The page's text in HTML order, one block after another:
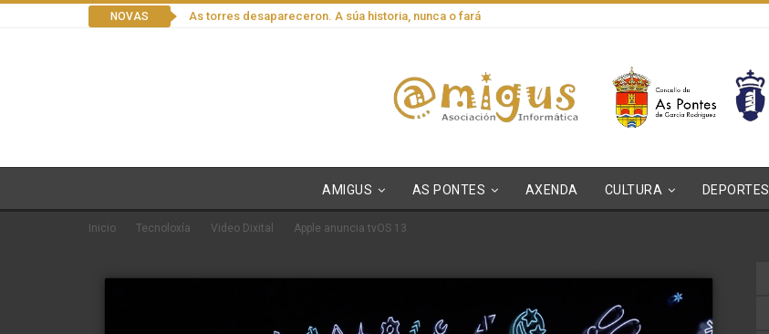
NOVAS As torres desapareceron. A súa historia, nunca o fará
AMIGUS AS PONTES AXENDA CULTURA DEPORTES
Inicio Tecnoloxía Video Dixital Apple anuncia tvOS 13